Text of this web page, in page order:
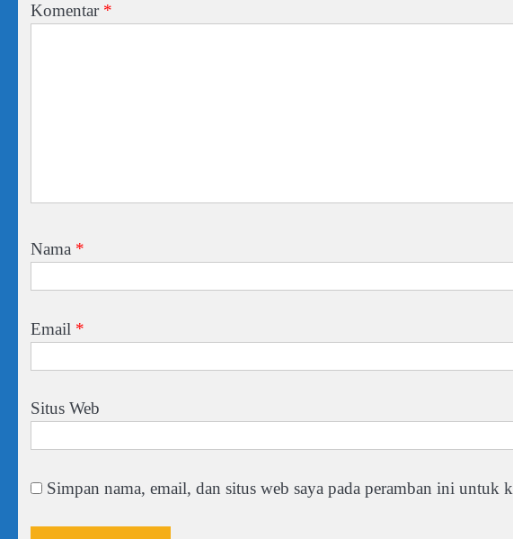
Komentar *
Nama *
Email *
Situs Web
Simpan nama, email, dan situs web saya pada peramban ini untuk